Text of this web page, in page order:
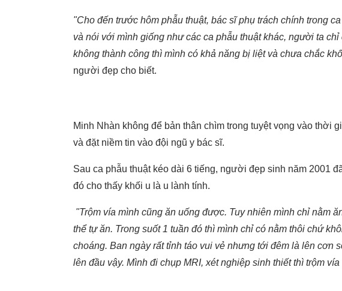
"Cho đến trước hôm phẫu thuật, bác sĩ phụ trách chính trong
và nói với mình giống như các ca phẫu thuật khác, người ta
không thành công thì mình có khả năng bị liệt và chưa chắc
người đẹp cho biết.
Minh Nhàn không để bản thân chìm trong tuyệt vọng vào thời
và đặt niềm tin vào đội ngũ y bác sĩ.
Sau ca phẫu thuật kéo dài 6 tiếng, người đẹp sinh năm 2001
đó cho thấy khối u là u lành tính.
"Trộm vía mình cũng ăn uống được. Tuy nhiên mình chỉ nằm
thể tự ăn. Trong suốt 1 tuần đó thì mình chỉ có nằm thôi chứ
choáng. Ban ngày rất tỉnh táo vui vẻ nhưng tới đêm là lên cơn
lên đầu vậy. Mình đi chụp MRI, xét nghiệp sinh thiết thì trộm